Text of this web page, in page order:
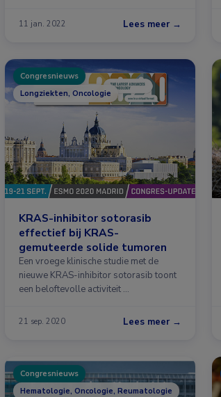
11 jan. 2022 Lees meer →
Congresnieuws
Longziekten, Oncologie
KRAS-inhibitor sotorasib
effectief bij KRAS-
gemuteerde solide tumoren
Een vroege klinische studie met de
nieuwe KRAS-inhibitor sotorasib toont
een beloftevolle activiteit …
21 sep. 2020 Lees meer →
Congresnieuws
Hematologie, Oncologie, Reumatologie